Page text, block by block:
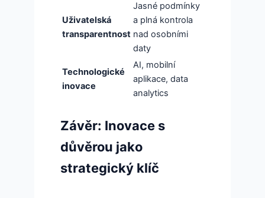
Uživatelská
transparentnost
Jasné podmínky
a plná kontrola
nad osobními
daty
Technologické
inovace
AI, mobilní
aplikace, data
analytics
Závěr: Inovace s
důvěrou jako
strategický klíč